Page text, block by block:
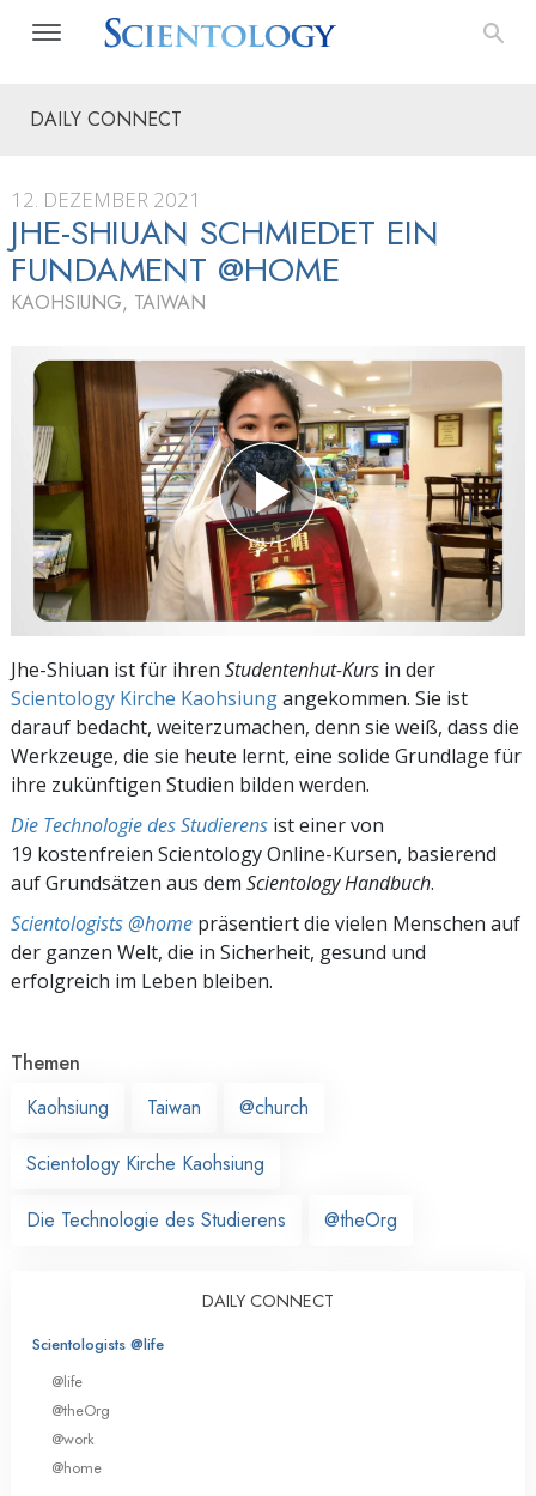
DAILY CONNECT
12. DEZEMBER 2021
JHE-SHIUAN SCHMIEDET EIN
FUNDAMENT @HOME
KAOHSIUNG, TAIWAN
Jhe-Shiuan ist für ihren Studentenhut-Kurs in der
Scientology Kirche Kaohsiungangekommen. Sie ist
darauf bedacht, weiterzumachen, denn sie weiß, dass die
Werkzeuge, die sie heute lernt, eine solide Grundlage für
ihre zukünftigen Studien bilden werden.
Die Technologie des Studierens ist einer von
19 kostenfreien Scientology Online-Kursen, basierend
auf Grundsätzen aus dem Scientology Handbuch.
Scientologists @home präsentiert die vielen Menschen auf
der ganzen Welt, die in Sicherheit, gesund und
erfolgreich im Leben bleiben.
Themen
Kaohsiung
Taiwan @church
Scientology Kirche Kaohsiung
Die Technologie des Studierens @theOrg
DAILY CONNECT
Scientologists @life
@life
@theOrg
@work
@home